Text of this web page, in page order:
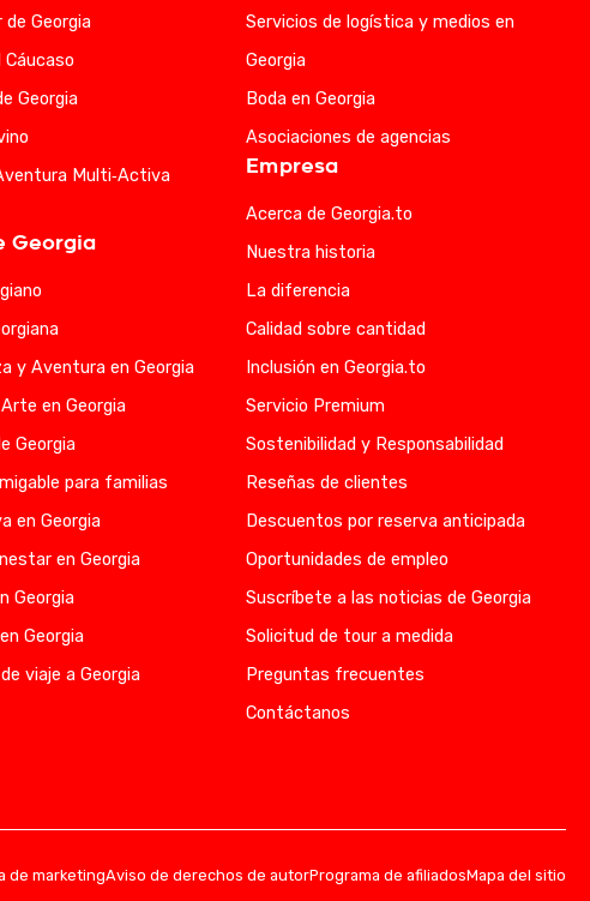
de Georgia
Georgia
Multi‑Activa
Georgia
y Aventura en Georgia
en Georgia
Georgia
para familias
en Georgia
en Georgia
Georgia
Georgia
viaje a Georgia
Servicios de logística y medios en
Georgia
Boda en Georgia
Asociaciones de agencias
Empresa
Acerca de Georgia.to
Nuestra historia
La diferencia
Calidad sobre cantidad
Inclusión en Georgia.to
Servicio Premium
Sostenibilidad y Responsabilidad
Reseñas de clientes
Descuentos por reserva anticipada
Oportunidades de empleo
Suscríbete a las noticias de Georgia
Solicitud de tour a medida
Preguntas frecuentes
Contáctanos
de marketingAviso de derechos de autorPrograma de afiliadosMapa del sitio